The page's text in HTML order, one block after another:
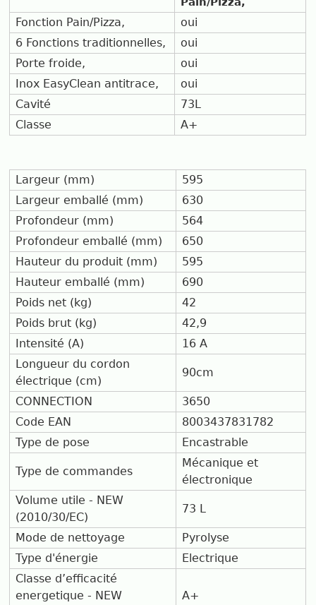
Fonction Pain/Pizza,
oui
6 Fonctions traditionnelles,
oui
Porte froide,
oui
Inox EasyClean antitrace,
oui
Cavité
73L
Classe
A+
Largeur (mm)
595
Largeur emballé (mm)
630
Profondeur (mm)
564
Profondeur emballé (mm)
650
Hauteur du produit (mm)
595
Hauteur emballé (mm)
690
Poids net (kg)
42
Poids brut (kg)
42,9
Intensité (A)
16 A
Longueur du cordon
électrique (cm)
90cm
CONNECTION
3650
Code EAN
8003437831782
Type de pose
Encastrable
Type de commandes
Mécanique et
électronique
Volume utile - NEW
(2010/30/EC)
73 L
Mode de nettoyage
Pyrolyse
Type d'énergie
Electrique
Classe d’efficacité
energetique - NEW
A+